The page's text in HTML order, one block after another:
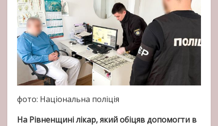
фото: Національна поліція
На Рівненщині лікар, який обіцяв допомогти в